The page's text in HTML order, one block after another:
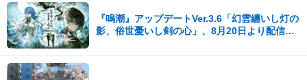
『鳴潮』アップデートVer.3.6「幻雲纏いし灯の
影、俗世憂いし剣の心」、8月20日より配信開